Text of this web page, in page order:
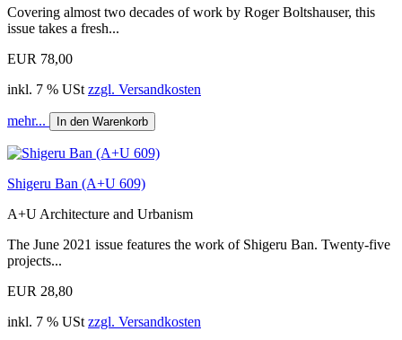
Covering almost two decades of work by Roger Boltshauser, this
issue takes a fresh...
EUR 78,00
inkl. 7 % USt zzgl. Versandkosten
mehr... In den Warenkorb
Shigeru Ban (A+U 609)
A+U Architecture and Urbanism
The June 2021 issue features the work of Shigeru Ban. Twenty-five
projects...
EUR 28,80
inkl. 7 % USt zzgl. Versandkosten